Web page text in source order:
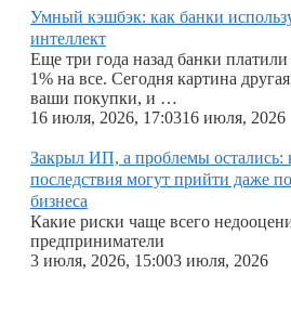
Умный кэшбэк: как банки
интеллект
Еще три года назад банки
1% на все. Сегодня картина
ваши покупки, и …
16 июля, 2026, 17:0316 июля, 2026
Закрыл ИП, а проблемы остались:
последствия могут прийти даже
бизнеса
Какие риски чаще всего
предприниматели
3 июля, 2026, 15:003 июля, 2026